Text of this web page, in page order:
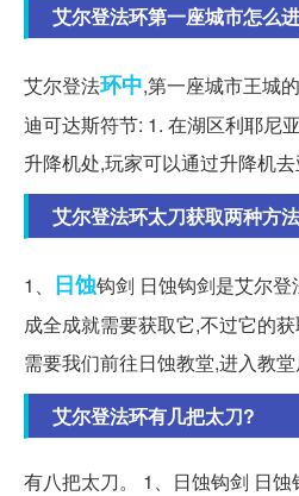
艾尔登法环第一座城市怎么
艾尔登法环中,第一座城市王城
迪可达斯符节: 1. 在湖区利耶尼
升降机处,玩家可以通过升降机去
艾尔登法环太刀获取两种方
1、 日蚀钩剑 日蚀钩剑是艾尔
成全成就需要获取它,不过它的
需要我们前往日蚀教堂,进入教堂
艾尔登法环有几把太刀?
有八把太刀。 1、日蚀钩剑 日